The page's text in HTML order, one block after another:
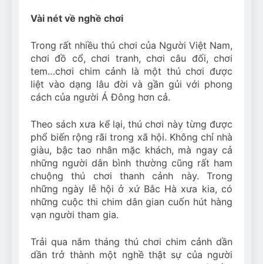
Vài nét về nghề chơi
Trong rất nhiều thú chơi của Người Việt Nam,
chơi đồ cổ, chơi tranh, chơi câu đối, chơi
tem…chơi chim cảnh là một thú chơi được
liệt vào dạng lâu đời và gần gủi với phong
cách của người Á Đông hơn cả.
Theo sách xưa kể lại, thú chơi này từng được
phổ biến rộng rãi trong xã hội. Không chỉ nhà
giàu, bậc tao nhân mặc khách, mà ngay cả
những người dân bình thường cũng rất ham
chuộng thú chơi thanh cảnh này. Trong
những ngày lễ hội ở xứ Bắc Hà xưa kia, có
những cuộc thi chim dân gian cuốn hút hàng
vạn người tham gia.
Trải qua năm tháng thú chơi chim cảnh dần
dần trở thành một nghề thật sự của người